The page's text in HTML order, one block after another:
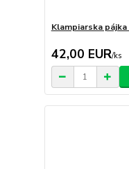
Klampiarska pájka
42,00 EUR/ks